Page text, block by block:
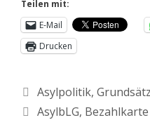
Teilen mit:
E-Mail
Drucken
Asylpolitik,
AsylbLG, Bezahlkarte